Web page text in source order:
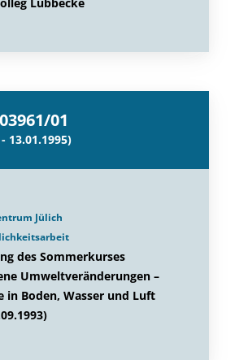
01
13.01.1995)
Jülich
des Sommerkurses
Umweltveränderungen –
in Boden, Wasser und Luft